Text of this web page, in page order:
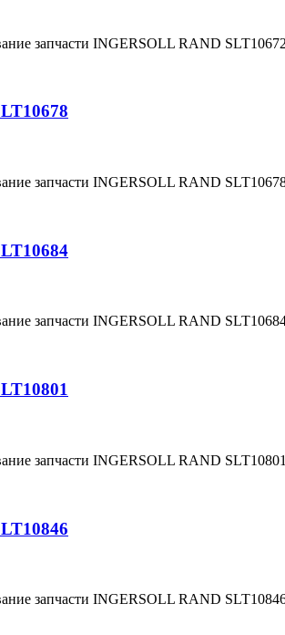
запчасти INGERSOLL RAND
запчасти INGERSOLL RAND
запчасти INGERSOLL RAND
запчасти INGERSOLL RAND
запчасти INGERSOLL RAND